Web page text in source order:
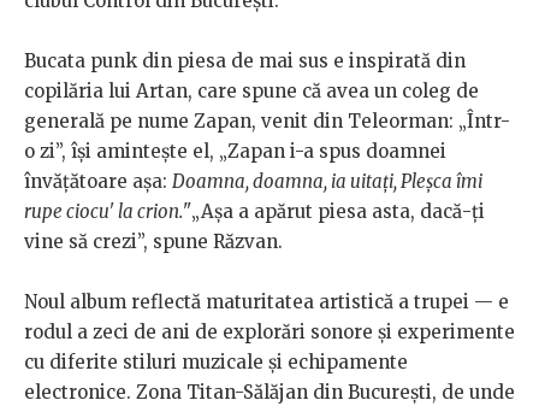
Bucata punk din piesa de mai sus e inspirată din
copilăria lui Artan, care spune că avea un coleg de
generală pe nume Zapan, venit din Teleorman: „Într-
o zi”, își amintește el, „Zapan i-a spus doamnei
învățătoare așa: Doamna, doamna, ia uitați, Pleșca îmi
rupe ciocu' la crion."„Așa a apărut piesa asta, dacă-ți
vine să crezi”, spune Răzvan.
Noul album reflectă maturitatea artistică a trupei — e
rodul a zeci de ani de explorări sonore și experimente
cu diferite stiluri muzicale și echipamente
electronice. Zona Titan-Sălăjan din București, de unde